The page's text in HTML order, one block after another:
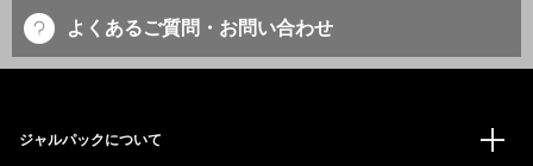
よくあるご質問・お問い合わせ
ジャルパックについて